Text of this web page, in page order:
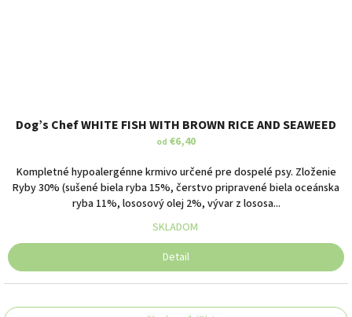
Dog’s Chef WHITE FISH WITH BROWN RICE AND SEAWEED
od €6,40
Kompletné hypoalergénne krmivo určené pre dospelé psy. Zloženie
Ryby 30% (sušené biela ryba 15%, čerstvo pripravené biela oceánska
ryba 11%, lososový olej 2%, vývar z lososa...
SKLADOM
Detail